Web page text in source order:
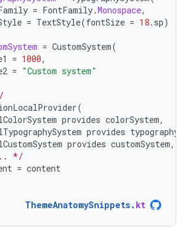
= FontFamily.Monospace,
= TextStyle(fontSize = 18. sp)
= CustomSystem(
= 1000,
= "Custom system"
(
provides colorSystem,
provides
provides customSystem,
*/
= content
ThemeAnatomySnippets. kt